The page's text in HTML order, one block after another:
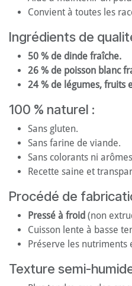
Convient à toutes les
Ingrédients de
50 % de dinde fraîche.
26 % de poisson blanc
24 % de légumes, fruits
100 % naturel :
Sans gluten.
Sans farine de viande.
Sans colorants ni
Recette saine et
Procédé de
Pressé à froid (non
Cuisson lente à basse
Préserve les nutriments
Texture semi-